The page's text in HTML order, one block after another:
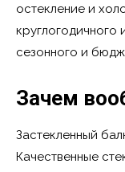
остекление и
круглогодичного
сезонного и
Зачем
Застекленный
Качественные